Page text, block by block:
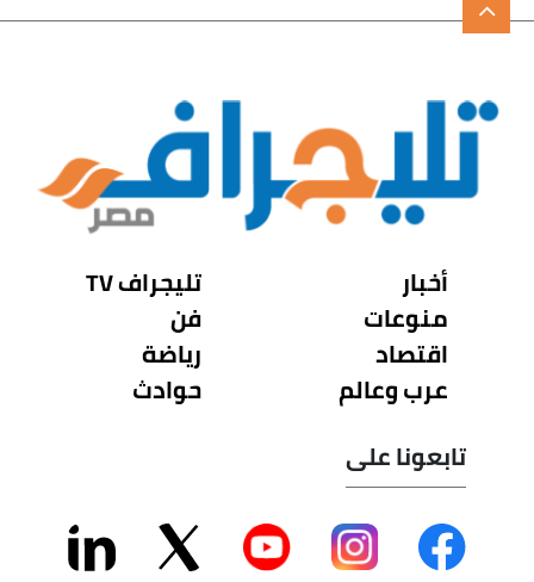
أخبار
منوعات
اقتصاد
عرب وعالم
تليجراف TV
فن
رياضة
حوادث
تابعونا على